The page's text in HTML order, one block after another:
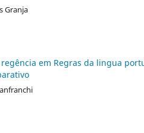
Granja
em Regras da lingua